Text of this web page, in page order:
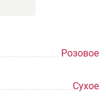
Розовое
Сухое